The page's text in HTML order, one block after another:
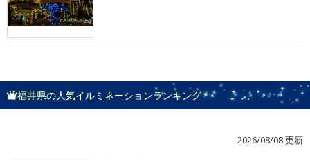
福井県の人気イルミネーションランキング
2026/08/08 更新